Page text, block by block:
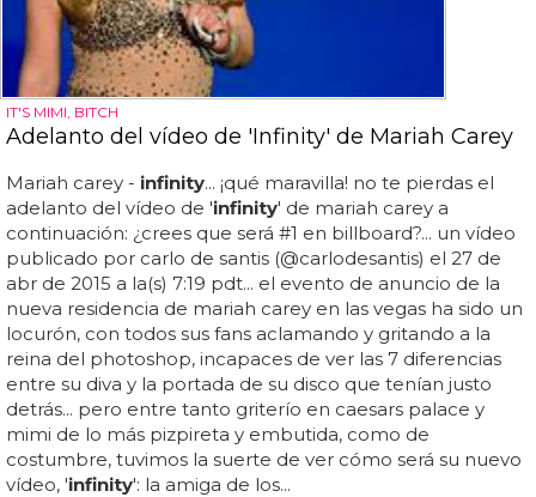
IT'S MIMI, BITCH
Adelanto del vídeo de 'Infinity' de Mariah Carey
Mariah carey - infinity... ¡qué maravilla! no te pierdas el
adelanto del vídeo de 'infinity' de mariah carey a
continuación: ¿crees que será #1 en billboard?... un vídeo
publicado por carlo de santis (@carlodesantis) el 27 de
abr de 2015 a la(s) 7:19 pdt... el evento de anuncio de la
nueva residencia de mariah carey en las vegas ha sido un
locurón, con todos sus fans aclamando y gritando a la
reina del photoshop, incapaces de ver las 7 diferencias
entre su diva y la portada de su disco que tenían justo
detrás... pero entre tanto griterío en caesars palace y
mimi de lo más pizpireta y embutida, como de
costumbre, tuvimos la suerte de ver cómo será su nuevo
vídeo, 'infinity': la amiga de los...